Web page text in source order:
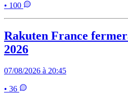
• 100
Rakuten France
2026
07/08/2026 à 20:45
• 36